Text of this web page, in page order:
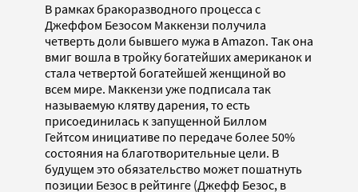
В рамках бракоразводного процесса с
Джеффом Безосом Маккензи получила
четверть доли бывшего мужа в Amazon. Так она
вмиг вошла в тройку богатейших американок и
стала четвертой богатейшей женщиной во
всем мире. Маккензи уже подписала так
называемую клятву дарения, то есть
присоединилась к запущенной Биллом
Гейтсом инициативе по передаче более 50%
состояния на благотворительные цели. В
будущем это обязательство может пошатнуть
позиции Безос в рейтинге (Джефф Безос, в